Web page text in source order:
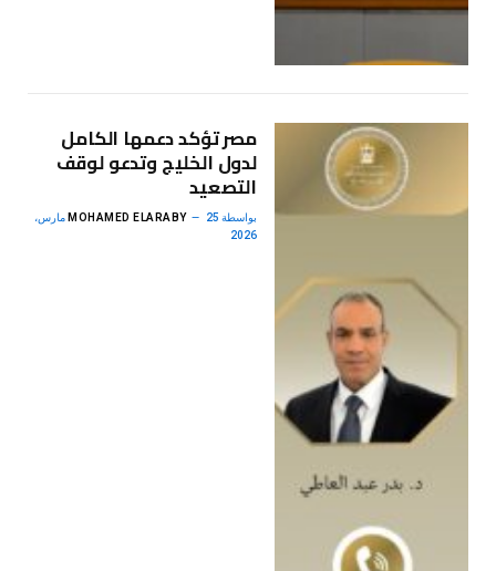
مصر تؤكد دعمها الكامل
لدول الخليج وتدعو لوقف
التصعيد
بواسطة MOHAMED ELARABY 25 مارس،
2026